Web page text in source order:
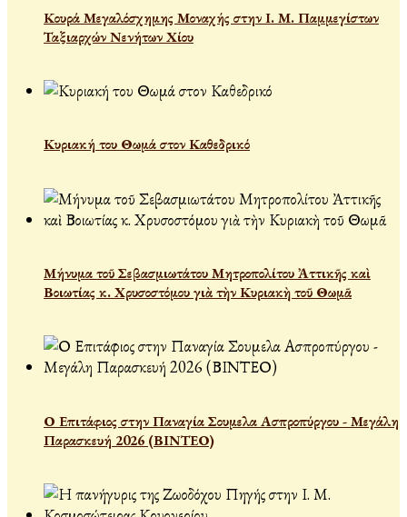
Κουρά Μεγαλόσχημης Μοναχής στην Ι. Μ. Παμμεγίστων
Ταξιαρχών Νενήτων Χίου
Κυριακή του Θωμά στον Καθεδρικό
Μήνυμα τοῦ Σεβασμιωτάτου Μητροπολίτου Ἀττικῆς καὶ
Βοιωτίας κ. Χρυσοστόμου γιὰ τὴν Κυριακὴ τοῦ Θωμᾶ
Ο Επιτάφιος στην Παναγία Σουμελα Ασπροπύργου - Μεγάλη
Παρασκευή 2026 (ΒΙΝΤΕΟ)